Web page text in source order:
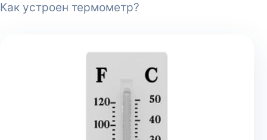
Как устроен термометр?